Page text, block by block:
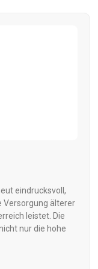
eindrucksvoll,
Versorgung älterer
leistet. Die
nur die hohe